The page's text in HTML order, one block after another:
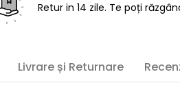
Retur in 14 zile. Te poți
Livrare și Returnare